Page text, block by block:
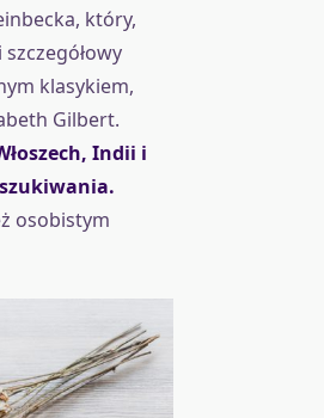
który,
klasykiem,
Gilbert.
Indii i
osobistym